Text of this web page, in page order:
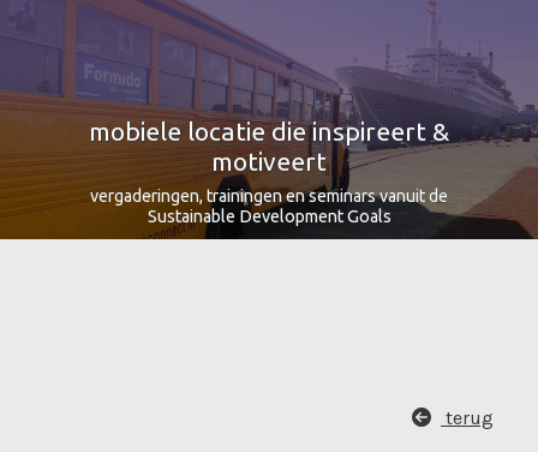
mobiele locatie die inspireert &
motiveert
vergaderingen, trainingen en seminars vanuit de
Sustainable Development Goals
terug